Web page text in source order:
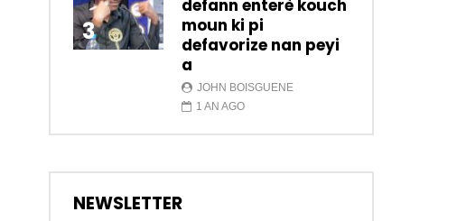
3
defann enterè kouch
moun ki pi
defavorize nan peyi
a
JOHN BOISGUENE
1 AN AGO
NEWSLETTER